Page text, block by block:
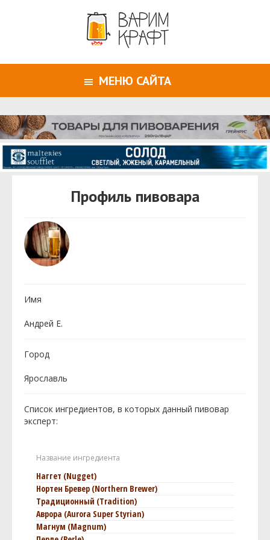
МЕНЮ САЙТА
Профиль пивовара
Имя
Андрей Е.
Город
Ярославль
Список ингредиентов, в которых данный пивовар
эксперт:
Название ингредиента
Наггет (Nugget)
Нортен Бревер (Northern Brewer)
Традиционный (Tradition)
Аврора (Aurora Super Styrian)
Магнум (Magnum)